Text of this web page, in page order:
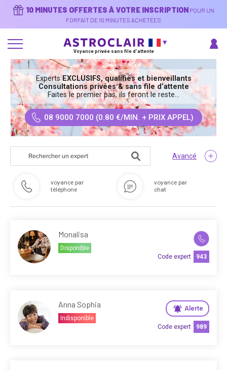
10 MINUTES OFFERTES À VOTRE INSCRIPTION POUR UN
FORFAIT DE 10 MINUTES ACHETÉES
Voyance privée sans file d'attente
Experts EXCLUSIFS, qualifiés et bienveillants
Consultations privées & sans file d’attente
Faites le premier pas, ils feront le reste…
08 9000 7000 (0.80 €/MIN. + PRIX APPEL)
voyance par
téléphone
voyance par
chat
Avancé
Monalisa
Code expert 943
Disponible
Anna Sophia
Code expert 989
Alerte
Indisponible